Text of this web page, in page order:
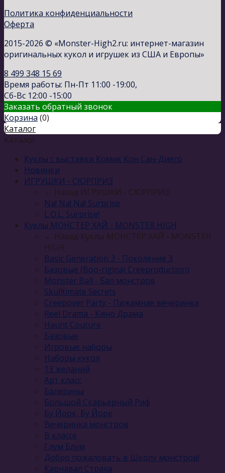
Политика конфиденциальности
Оферта
2015-2026 © «Monster-High2.ru: интернет-магазин
оригинальных кукол и игрушек из США и Европы»
8 499 348 15 69
Время работы: Пн-Пт 11:00 -19:00,
Сб-Вс 12:00 -15:00
Заказать обратный звонок
Корзина (0)
Каталог
Каталог
Куклы с выставки Комик Кон Сан-Диего
Новинки
ИГРУШКИ - СЮРПРИЗ
← Назад ИГРУШКИ - СЮРПРИЗ
Na! Na! Na! Surprise
L.O.L. Surprise!
Куклы МОНСТЕР ХАЙ - MONSTER HIGH
← Назад Куклы МОНСТЕР ХАЙ - MONSTER
HIGH
Basic Generation 3 - Поколение 3
Базовые (Boo-riginal Creeproduction)
Monster Ball - Бал монстров
Skulltimate Secrets
Creepover Party - Пижамная вечеринка
Reel Drama - Кино Драма
Haunt Couture
Базовые
Игровые наборы
Наборы кукол
13 желаний
Арт класс
Балерины
Большой Скарьерный Риф
Бу Йорк, Бу Йорк
Вечеринка монстров
В классе
Глум Блум
Добро пожаловать в Школу монстров!
Карнавал Cтраха